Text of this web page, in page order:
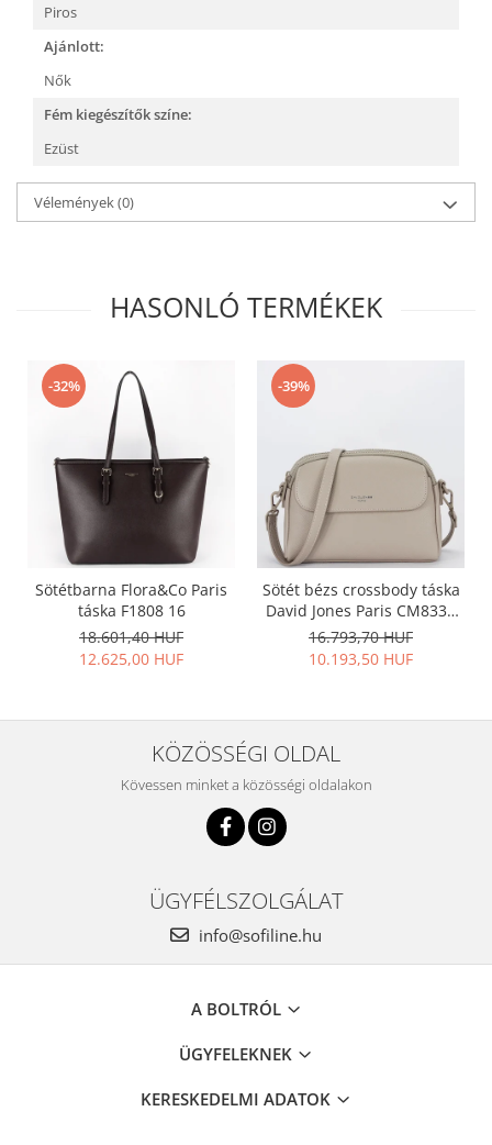
Piros
Ajánlott:
Nők
Fém kiegészítők színe:
Ezüst
Vélemények(0)
HASONLÓ TERMÉKEK
-32%
Sötétbarna Flora&Co Paris
táska F1808 16
18.601,40 HUF
12.625,00 HUF
-39%
Sötét bézs crossbody táska
David Jones Paris CM8330
15
16.793,70 HUF
10.193,50 HUF
KÖZÖSSÉGI OLDAL
Kövessen minket a közösségi oldalakon
ÜGYFÉLSZOLGÁLAT
info@sofiline.hu
A BOLTRÓL
ÜGYFELEKNEK
KERESKEDELMI ADATOK